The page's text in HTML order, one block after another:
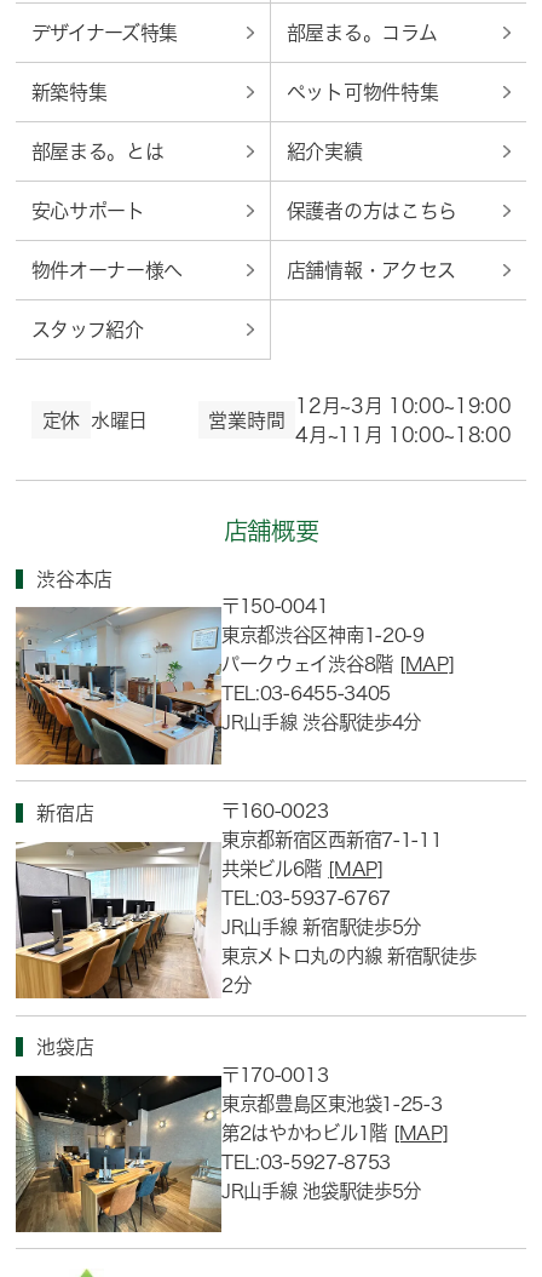
デザイナーズ特集 部屋まる。コラム
新築特集 ペット可物件特集
部屋まる。とは 紹介実績
安心サポート 保護者の方はこちら
物件オーナー様へ 店舗情報・アクセス
スタッフ紹介
定休 水曜日 営業時間
12月~3月 10:00~19:00
4月~11月 10:00~18:00
店舗概要
渋谷本店
〒150-0041
東京都渋谷区神南1-20-9
パークウェイ渋谷8階 [MAP]
TEL:03-6455-3405
JR山手線 渋谷駅徒歩4分
新宿店
〒160-0023
東京都新宿区西新宿7-1-11
共栄ビル6階 [MAP]
TEL:03-5937-6767
JR山手線 新宿駅徒歩5分
東京メトロ丸の内線 新宿駅徒歩
2分
池袋店
〒170-0013
東京都豊島区東池袋1-25-3
第2はやかわビル1階 [MAP]
TEL:03-5927-8753
JR山手線 池袋駅徒歩5分